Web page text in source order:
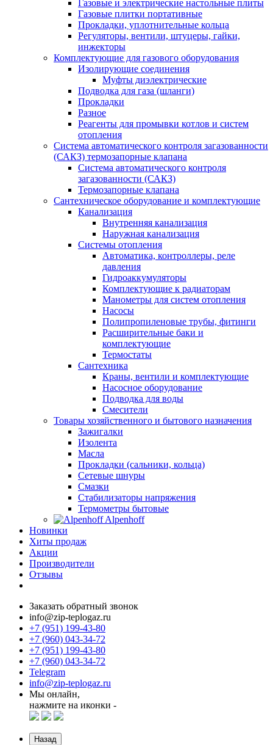
Газовые и электрические настольные плиты
Газовые плитки портативные
Прокладки, уплотнительные кольца
Регуляторы, вентили, штуцеры, гайки,
инжекторы
Комплектующие для газового оборудования
Изолирующие соединения
Муфты диэлектрические
Подводка для газа (шланги)
Прокладки
Разное
Реагенты для промывки котлов и систем
отопления
Система автоматического контроля загазованности
(САКЗ) термозапорные клапана
Система автоматического контроля
загазованности (САКЗ)
Термозапорные клапана
Сантехническое оборудование и комплектующие
Канализация
Внутренняя канализация
Наружная канализация
Системы отопления
Автоматика, контроллеры, реле
давления
Гидроаккумуляторы
Комплектующие к радиаторам
Манометры для систем отопления
Насосы
Полипропиленовые трубы, фитинги
Расширительные баки и
комплектующие
Термостаты
Сантехника
Краны, вентили и комплектующие
Насосное оборудование
Подводка для воды
Смесители
Товары хозяйственного и бытового назначения
Зажигалки
Изолента
Масла
Прокладки (сальники, кольца)
Сетевые шнуры
Смазки
Стабилизаторы напряжения
Термометры бытовые
Alpenhoff
Новинки
Хиты продаж
Акции
Производители
Отзывы
Заказать обратный звонок
info@zip-teplogaz.ru
+7 (951) 199-43-80
+7 (960) 043-34-72
+7 (951) 199-43-80
+7 (960) 043-34-72
Telegram
info@zip-teplogaz.ru
Мы онлайн,
нажмите на иконки -
Назад